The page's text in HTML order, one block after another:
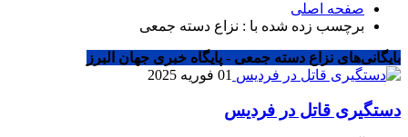
صفحه اصلی
برچسب زده شده با : نزاع دسته جمعی
بایگانی‌های نزاع دسته جمعی - پایگاه خبری جهان البرز
01 فوریه 2025
دستگیری قاتل در فردیس